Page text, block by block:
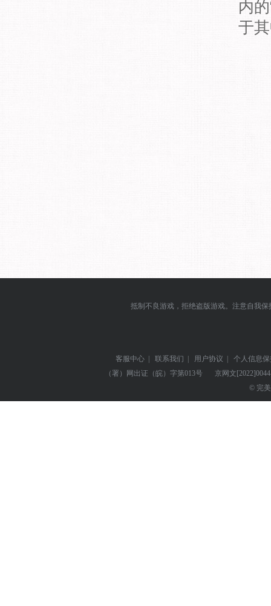
内
于
抵制不良游戏，拒绝盗版游戏。注意自我
客服中心 | 联系我们 | 用户协议 |
个人信息
（署）网出证（皖）字第013号
京网文
© 完美